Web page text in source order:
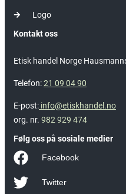
Logo
Kontakt oss
Etisk handel Norge
Telefon:21 09 04 90
E-post: info@etiskhandel.no
org. nr. 982 929 474
Følg oss på sosiale medier
Facebook
Twitter